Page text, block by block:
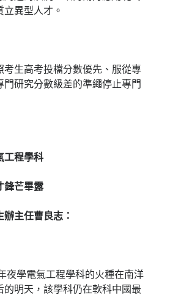
異型人才。
考生高考投檔分數優先、服從專
門研究分數級差的準繩停止專門
工程學科
鋒芒畢露
主任曹良志：
夜學電氣工程學科的火種在南洋
的明天，該學科仍在軟科中國最